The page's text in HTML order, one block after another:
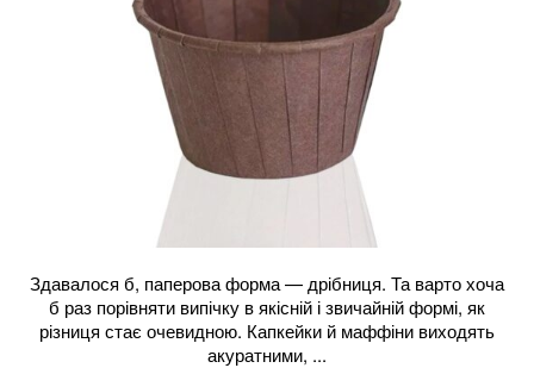
Здавалося б, паперова форма — дрібниця. Та варто хоча
б раз порівняти випічку в якісній і звичайній формі, як
різниця стає очевидною. Капкейки й маффіни виходять
акуратними, ...